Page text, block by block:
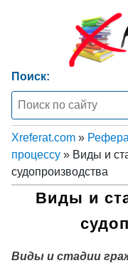
Поиск:
Xreferat.com »
процессу » Виды и
судопроизводства
Виды и
Виды и стадии